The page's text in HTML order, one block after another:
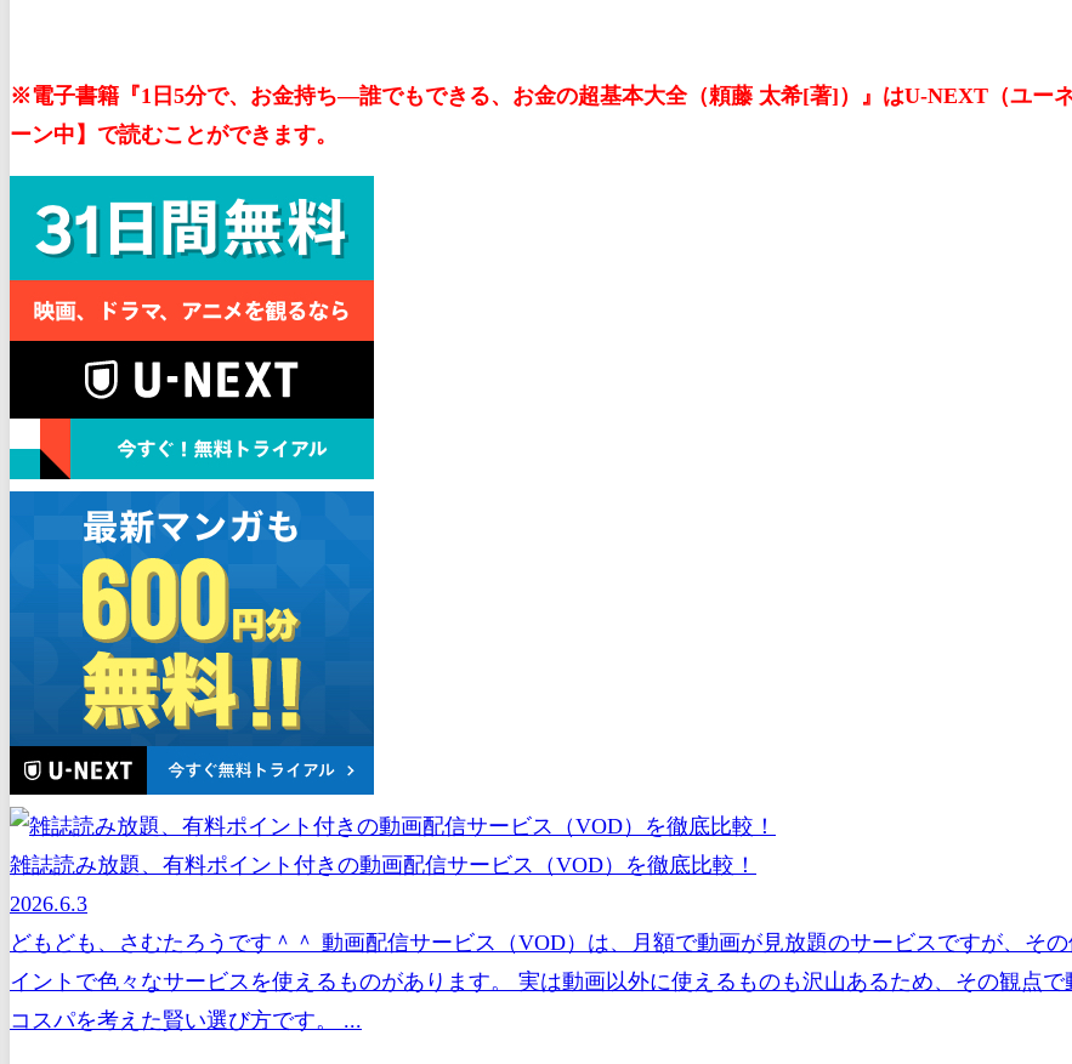
※電子書籍『1日5分で、お金持ち―誰でもできる、お金の超基本大全（頼藤 太希[著]）』はU-NEXT（ユー
ーン中】で読むことができます。
雑誌読み放題、有料ポイント付きの動画配信サービス（VOD）を徹底比較！
2026.6.3
どもども、さむたろうです＾＾ 動画配信サービス（VOD）は、月額で動画が見放題のサービスですが、そ
イントで色々なサービスを使えるものがあります。 実は動画以外に使えるものも沢山あるため、その観点
コスパを考えた賢い選び方です。 ...